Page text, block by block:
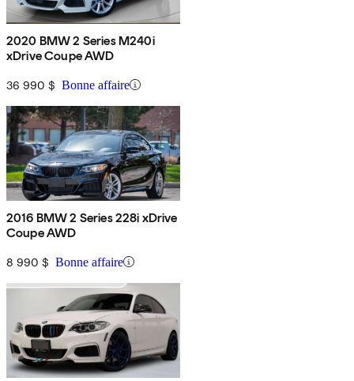
2020 BMW 2 Series M240i
xDrive Coupe AWD
36 990 $ Bonne affaire
2016 BMW 2 Series 228i xDrive
Coupe AWD
8 990 $ Bonne affaire